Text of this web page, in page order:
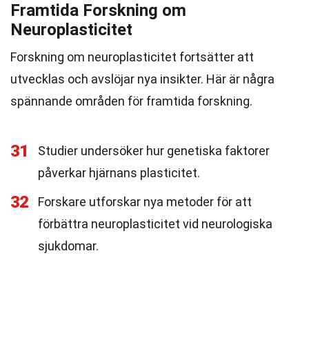
Framtida Forskning om
Neuroplasticitet
Forskning om neuroplasticitet fortsätter att
utvecklas och avslöjar nya insikter. Här är några
spännande områden för framtida forskning.
31
Studier undersöker hur genetiska faktorer
påverkar hjärnans plasticitet.
32
Forskare utforskar nya metoder för att
förbättra neuroplasticitet vid neurologiska
sjukdomar.